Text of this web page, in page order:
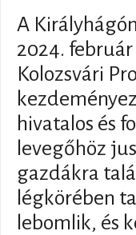
A
2024.
Kolozsvári
hivatalos és
levegőhöz
gazdákra
légkörében
lebomlik, és